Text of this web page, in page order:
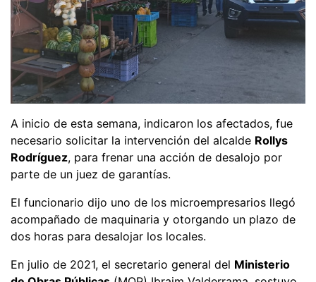
A inicio de esta semana, indicaron los afectados, fue
necesario solicitar la intervención del alcalde Rollys
Rodríguez, para frenar una acción de desalojo por
parte de un juez de garantías.
El funcionario dijo uno de los microempresarios llegó
acompañado de maquinaria y otorgando un plazo de
dos horas para desalojar los locales.
En julio de 2021, el secretario general del Ministerio